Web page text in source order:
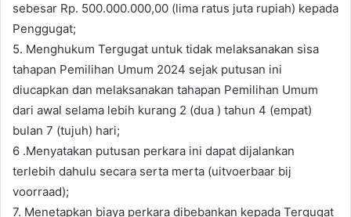
sebesar Rp. 500.000.000,00 (lima ratus juta rupiah) kepada
Penggugat;
5. Menghukum Tergugat untuk tidak melaksanakan sisa
tahapan Pemilihan Umum 2024 sejak putusan ini
diucapkan dan melaksanakan tahapan Pemilihan Umum
dari awal selama lebih kurang 2 (dua ) tahun 4 (empat)
bulan 7 (tujuh) hari;
6 .Menyatakan putusan perkara ini dapat dijalankan
terlebih dahulu secara serta merta (uitvoerbaar bij
voorraad);
7. Menetapkan biaya perkara dibebankan kepada Tergugat